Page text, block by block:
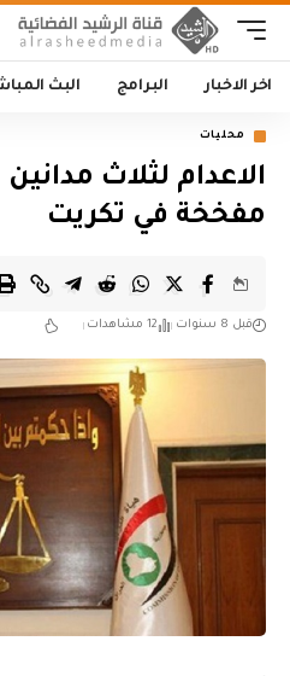
اخر الاخبار البرامج البث
محليات
الاعدام لثلاث
مفخخة في تكريت
قبل 8 سنوات 12 مشاهدات